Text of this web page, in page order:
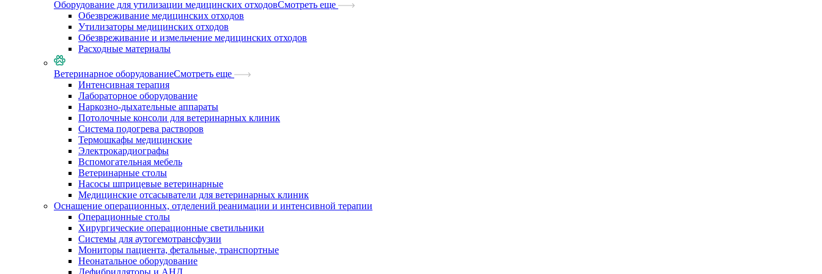
Оборудование для утилизации медицинских отходовСмотреть еще
Обезвреживание медицинских отходов
Утилизаторы медицинских отходов
Обезвреживание и измельчение медицинских отходов
Расходные материалы
Ветеринарное оборудованиеСмотреть еще
Интенсивная терапия
Лабораторное оборудование
Наркозно-дыхательные аппараты
Потолочные консоли для ветеринарных клиник
Система подогрева растворов
Термошкафы медицинские
Электрокардиографы
Вспомогательная мебель
Ветеринарные столы
Насосы шприцевые ветеринарные
Медицинские отсасыватели для ветеринарных клиник
Оснащение операционных, отделений реанимации и интенсивной терапии
Операционные столы
Хирургические операционные светильники
Системы для аутогемотрансфузии
Мониторы пациента, фетальные, транспортные
Неонатальное оборудование
Дефибрилляторы и АНД